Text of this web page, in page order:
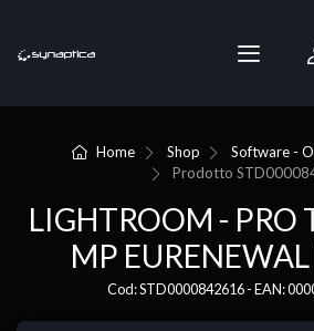
Home Shop
Software -
Prodotto
LIGHTROOM - PRO
MP EURENEWAL
Cod: STD0000842616 - EAN: